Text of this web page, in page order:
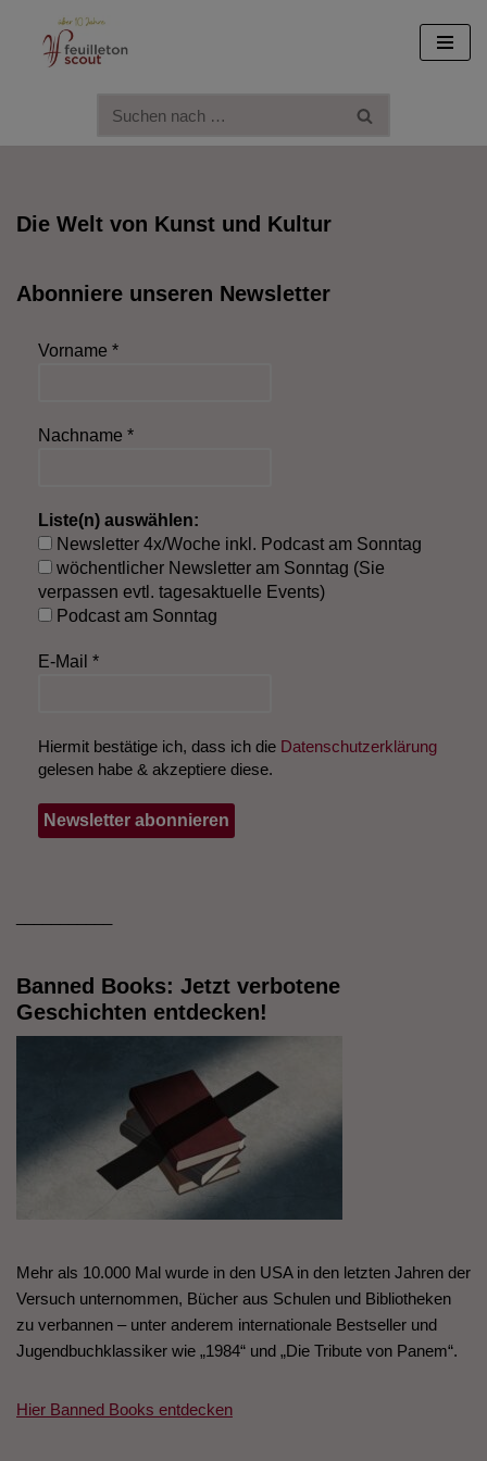
Zum
Die Welt von Kunst und Kultur
Abonniere unseren Newsletter
Vorname *
Nachname *
Liste(n) auswählen:
Newsletter 4x/Woche inkl. Podcast am Sonntag
wöchentlicher Newsletter am Sonntag (Sie
verpassen evtl. tagesaktuelle Events)
Podcast am Sonntag
E-Mail *
Hiermit bestätige ich, dass ich die Datenschutzerklärung
gelesen habe & akzeptiere diese.
Banned Books: Jetzt verbotene
Geschichten entdecken!
Mehr als 10.000 Mal wurde in den USA in den letzten Jahren der
Versuch unternommen, Bücher aus Schulen und Bibliotheken
zu verbannen – unter anderem internationale Bestseller und
Jugendbuchklassiker wie „1984“ und „Die Tribute von Panem“.
Hier Banned Books entdecken